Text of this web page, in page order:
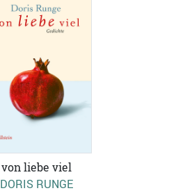
von liebe viel
DORIS RUNGE